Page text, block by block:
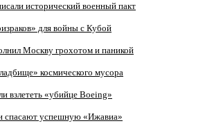
исторический военный пакт
для войны с Кубой
Москву грохотом и паникой
космического мусора
взлететь «убийце Boeing»
спасают успешную «Ижавиа»